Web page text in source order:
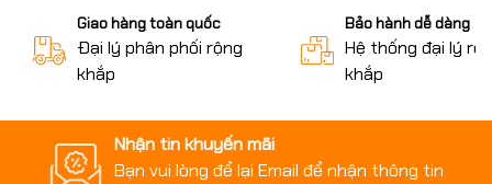
Giao hàng toàn quốc
Đại lý phân phối rộng
khắp
Bảo hành dễ dàng
Hệ thống đại lý
khắp
Nhận tin khuyến mãi
Bạn vui lòng để lại Email để nhận thông tin